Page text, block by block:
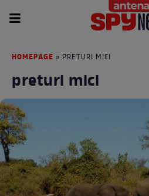
HOMEPAGE » PRETURI MICI
preturi mici